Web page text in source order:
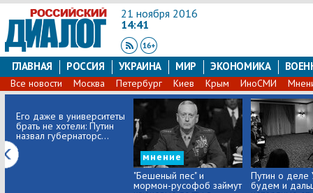
21 ноября 2016
14:41
ГЛАВНАЯ РОССИЯ УКРАИНА МИР ЭКОНОМИКА
Все новости Москва Петербург Киев Крым ИноСМИ
Его даже в университеты
брать не хотели: Путин
назвал губернаторс...
мнение
"Бешеный пес" и
мормон-русофоб займут
Путин о деле
будем и